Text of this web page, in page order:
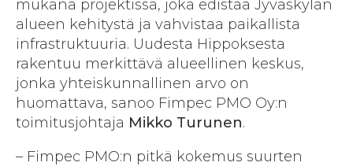
mukana projektissa, joka edistää Jyväskylän
alueen kehitystä ja vahvistaa paikallista
infrastruktuuria. Uudesta Hippoksesta
rakentuu merkittävä alueellinen keskus,
jonka yhteiskunnallinen arvo on
huomattava, sanoo Fimpec PMO Oy:n
toimitusjohtaja Mikko Turunen.
– Fimpec PMO:n pitkä kokemus suurten